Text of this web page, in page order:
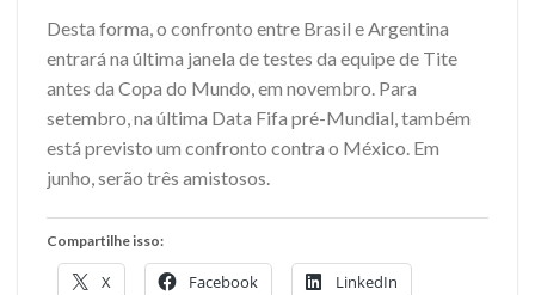
Desta forma, o confronto entre Brasil e Argentina
entrará na última janela de testes da equipe de Tite
antes da Copa do Mundo, em novembro. Para
setembro, na última Data Fifa pré-Mundial, também
está previsto um confronto contra o México. Em
junho, serão três amistosos.
Compartilhe isso:
X Facebook LinkedIn